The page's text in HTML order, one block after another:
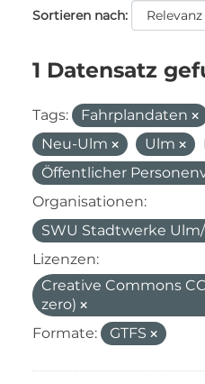
Sortieren nach
1 Datensatz
Tags: Fahrplandaten
Neu-Ulm
Ulm
Öffentlicher
Organisationen:
SWU Stadtwerke
Lizenzen:
Creative Commons
zero)
Formate:
GTFS